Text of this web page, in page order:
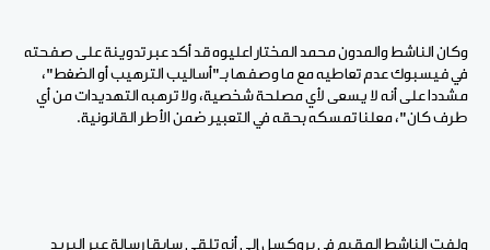
وكان الناشط والمدون محمد المختار اعليوه قد أكد عبر تدوينة على صفحته
في فيسبوك عدم تعاطيه مع ما وصفها بـ"أساليب الترهيب أو الضغط"،
مشددا على أنه لا يسعى لأي مصلحة شخصية، ولا ترهبه التهديدات من أي
طرف كان"، معلنا تمسكه بحقه في التعبير ضمن الأطر القانونية.
ولفت الناشط المقيم في بروكسل إلى أنه تلقى سابقا رسالة عبر البريد